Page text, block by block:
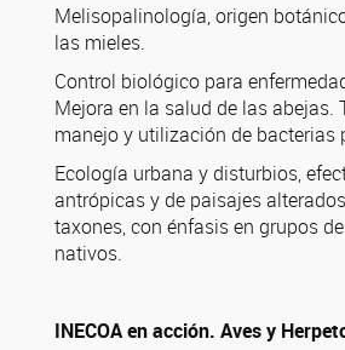
Melisopalinología, origen
las mieles.
Control biológico para
Mejora en la salud de las abejas.
manejo y utilización de bacterias
Ecología urbana y disturbios,
antrópicas y de paisajes
taxones, con énfasis en grupos
nativos.
INECOA en acción. Aves y